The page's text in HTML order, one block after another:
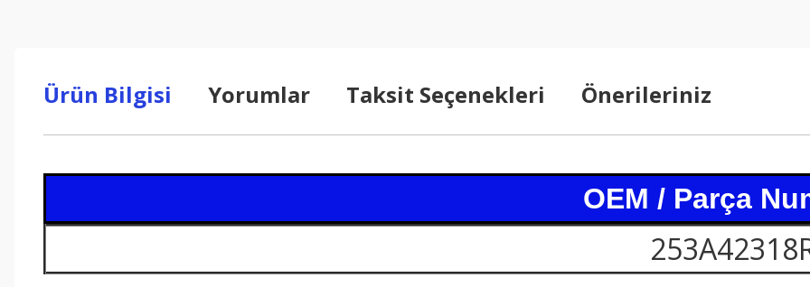
Ürün Bilgisi Yorumlar Taksit Seçenekleri Önerileriniz
OEM / Parça